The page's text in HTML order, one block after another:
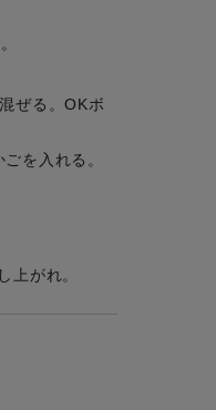
ぜる。OKボ
を入れる。
上がれ。